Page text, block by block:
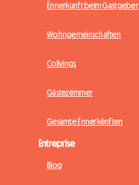
Ënnerkunft beim Gastgeber
Wohngemeinschaften
Colivings
Gästezëmmer
Gesamte Ënnerkënften
Entreprise
Blog